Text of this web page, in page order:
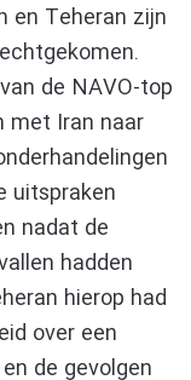
en Teheran zijn
de NAVO-top
met Iran naar
uitspraken
nadat de
hadden
hierop had
over een
de gevolgen